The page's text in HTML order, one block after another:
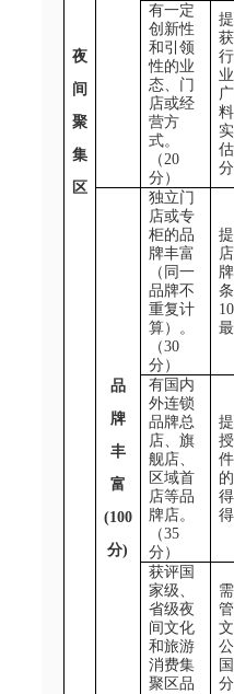
夜
间
聚
集
区
有一定
创新性
和引领
性的业
态、门
店或经
营方
式。
（ 20
分）
分
品
牌
丰
富
(100
分)
独立门
店或专
柜的品
牌丰富
（同一
品牌不
重复计
算）。
（30
分）
10
有国内
外连锁
品牌总
店、旗
舰店、
区域首
店等品
牌店。
（35
分）
得
得
获评国
家级、
省级夜
间文化
和旅游
消费集
聚区品